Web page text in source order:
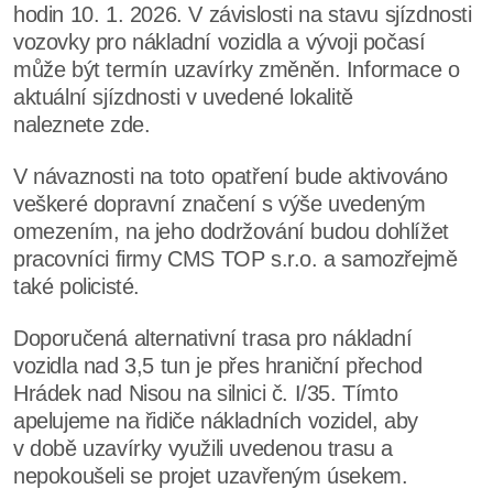
hodin 10. 1. 2026. V závislosti na stavu sjízdnosti
vozovky pro nákladní vozidla a vývoji počasí
může být termín uzavírky změněn. Informace o
aktuální sjízdnosti v uvedené lokalitě
naleznete zde.
V návaznosti na toto opatření bude aktivováno
veškeré dopravní značení s výše uvedeným
omezením, na jeho dodržování budou dohlížet
pracovníci firmy CMS TOP s.r.o. a samozřejmě
také policisté.
Doporučená alternativní trasa pro nákladní
vozidla nad 3,5 tun je přes hraniční přechod
Hrádek nad Nisou na silnici č. I/35. Tímto
apelujeme na řidiče nákladních vozidel, aby
v době uzavírky využili uvedenou trasu a
nepokoušeli se projet uzavřeným úsekem.